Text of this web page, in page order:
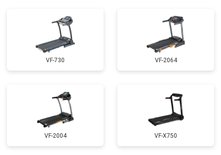
VF-730 VF-2064
VF-2004 VF-X750